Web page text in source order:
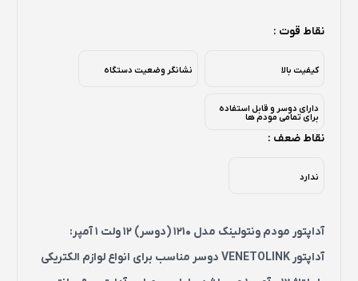
نقاط قوت :
کیفیت بالا نشانگر وضعیت دستگاه
دارای دوسر و قابل استفاده
برای تمامی مودم ها
نقاط ضعف :
ندارد
آداپتور مودم ونتولینک مدل 1210 (دوسر) 12 ولت 1 آمپر:
آداپتور VENETOLINK دوسر مناسب برای انواع لوازم الکتریکی